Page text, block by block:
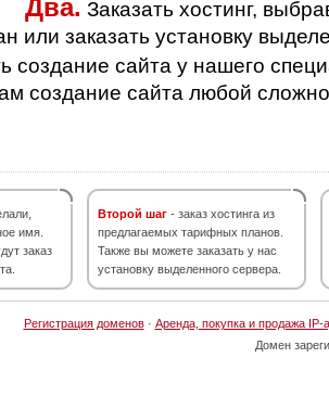
Два. Заказать хостинг,
или заказать установку
создание сайта у нашего
создание сайта любой
имя.
заказ
Второй шаг - заказ хостинга из
предлагаемых тарифных планов.
Также вы можете заказать у нас
установку выделенного сервера.
Регистрация доменов· Аренда, покупка и продажа IP-
Домен